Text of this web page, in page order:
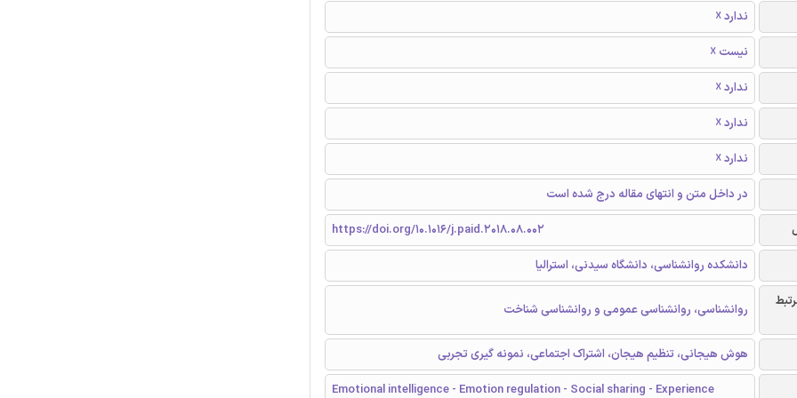
ندارد ☓
نیست ☓
ندارد ☓
ندارد ☓
ندارد ☓
در داخل متن و انتهای مقاله درج شده است
https://doi.org/10.1016/j.paid.2018.08.002
دانشکده روانشناسی، دانشگاه سیدنی، استرالیا
روانشناسی، روانشناسی عمومی و روانشناسی شناخت
هوش هیجانی، تنظیم هیجان، اشتراک اجتماعی، نمونه گیری تجربی
Emotional intelligence - Emotion regulation - Social sharing - Experience